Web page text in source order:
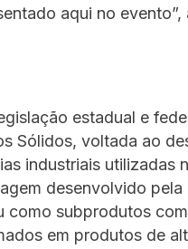
aqui no evento”,
estadual e
Sólidos, voltada ao
industriais
desenvolvido
como subprodutos
em produtos de